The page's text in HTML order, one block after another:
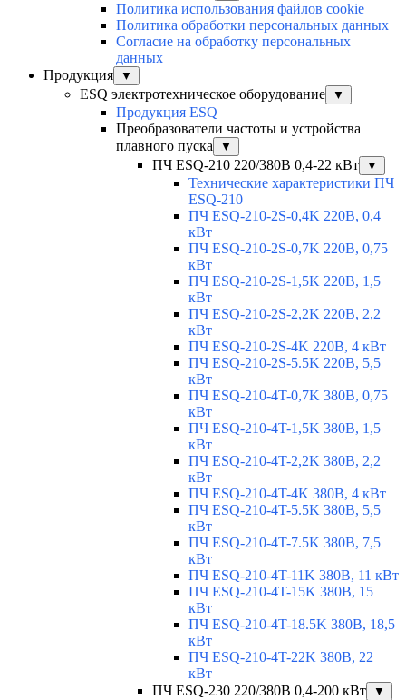
Политика использования файлов cookie
Политика обработки персональных данных
Согласие на обработку персональных
данных
Продукция
▼
ESQ электротехническое оборудование ▼
Продукция ESQ
Преобразователи частоты и устройства
плавного пуска
▼
ПЧ ESQ-210 220/380В 0,4-22 кВт ▼
Технические характеристики ПЧ
ESQ-210
ПЧ ESQ-210-2S-0,4K 220В, 0,4
кВт
ПЧ ESQ-210-2S-0,7K 220В, 0,75
кВт
ПЧ ESQ-210-2S-1,5K 220В, 1,5
кВт
ПЧ ESQ-210-2S-2,2K 220В, 2,2
кВт
ПЧ ESQ-210-2S-4K 220В, 4 кВт
ПЧ ESQ-210-2S-5.5K 220В, 5,5
кВт
ПЧ ESQ-210-4T-0,7K 380В, 0,75
кВт
ПЧ ESQ-210-4T-1,5K 380В, 1,5
кВт
ПЧ ESQ-210-4T-2,2K 380В, 2,2
кВт
ПЧ ESQ-210-4T-4K 380В, 4 кВт
ПЧ ESQ-210-4T-5.5K 380В, 5,5
кВт
ПЧ ESQ-210-4T-7.5K 380В, 7,5
кВт
ПЧ ESQ-210-4T-11K 380В, 11 кВт
ПЧ ESQ-210-4T-15K 380В, 15
кВт
ПЧ ESQ-210-4T-18.5K 380В, 18,5
кВт
ПЧ ESQ-210-4T-22K 380В, 22
кВт
ПЧ ESQ-230 220/380В 0,4-200 кВт
▼